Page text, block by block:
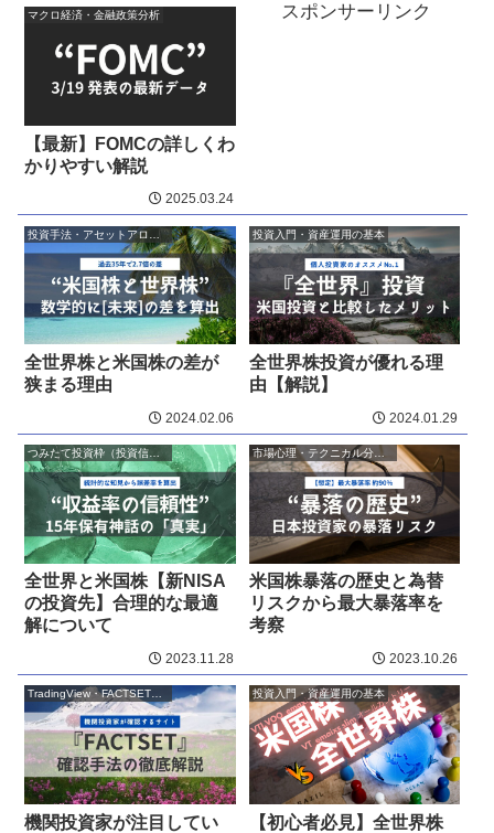
マクロ経済・金融政策分析
【最新】FOMCの詳しくわ
かりやすい解説
2025.03.24
スポンサーリンク
全世界株と米国株の差が
狭まる理由
2024.02.06
投資入門・資産運用の基本
全世界株投資が優れる理
由【解説】
2024.01.29
全世界と米国株【新NISA
の投資先】合理的な最適
解について
2023.11.28
米国株暴落の歴史と為替
リスクから最大暴落率を
考察
2023.10.26
TradingView・FACTSET活用
機関投資家が注目してい
投資入門・資産運用の基本
【初心者必見】全世界株